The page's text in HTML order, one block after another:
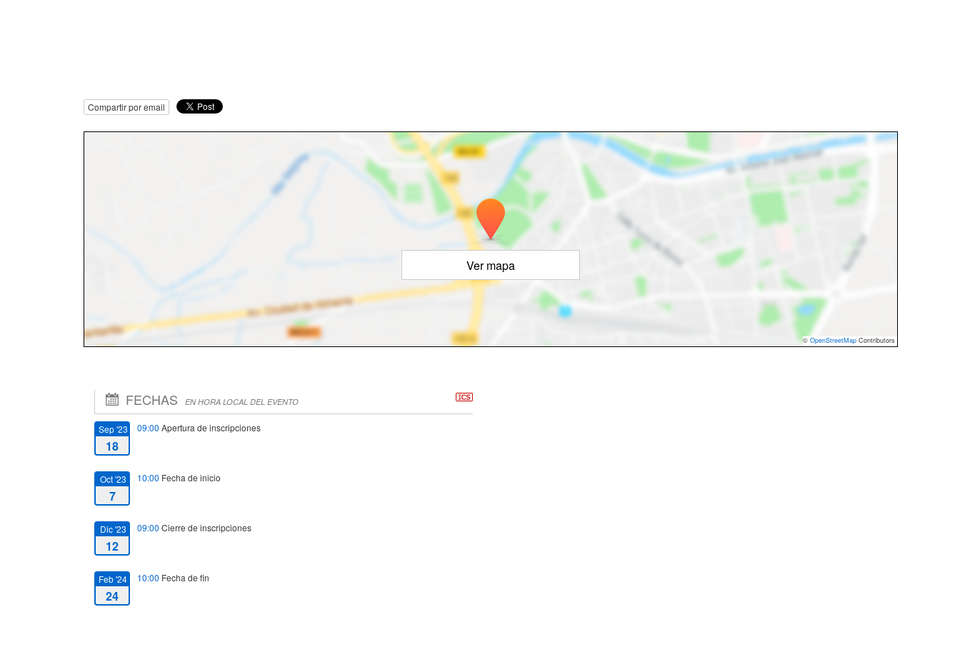
Compartir por email
Ver mapa
© OpenStreetMap Contributors
FECHAS EN HORA LOCAL DEL EVENTO
Sep '23
18
09:00 Apertura de inscripciones
Oct '23
7
10:00 Fecha de inicio
Dic '23
12
09:00 Cierre de inscripciones
Feb '24
24
10:00 Fecha de fin